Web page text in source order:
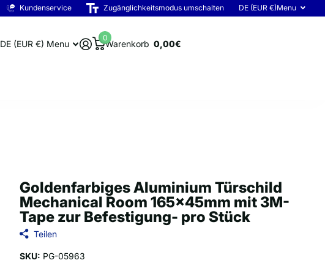
Kundenservice Zugänglichkeitsmodus umschalten DE (EUR €)Menu
DE (EUR €) Menu Warenkorb
0
0,00€
Goldenfarbiges Aluminium Türschild
Mechanical Room 165x45mm mit 3M-
Tape zur Befestigung- pro Stück
Teilen
SKU: PG-05963